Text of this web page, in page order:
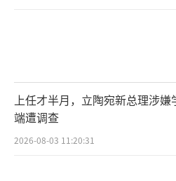
上任才半月，立陶宛新总理涉嫌
端遭调查
2026-08-03 11:20:31